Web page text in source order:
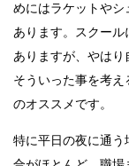
めにはラケットや
あります。スクー
ありますが、やはり
そういった事を考
のオススメです。
特に平日の夜に通